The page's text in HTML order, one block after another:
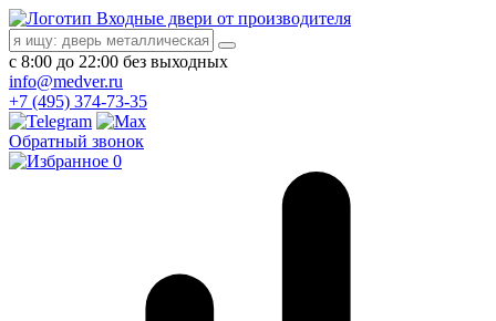
Входные двери от производителя
с 8:00 до 22:00 без выходных
info@medver.ru
+7 (495) 374-73-35
Обратный звонок
0